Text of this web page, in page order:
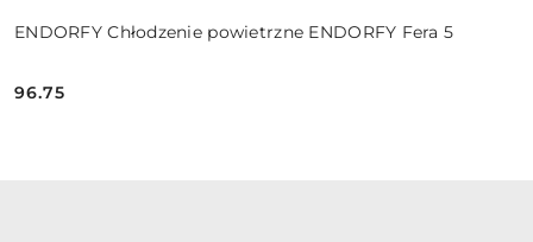
ENDORFY Chłodzenie powietrzne ENDORFY Fera 5
Cena:
96.75